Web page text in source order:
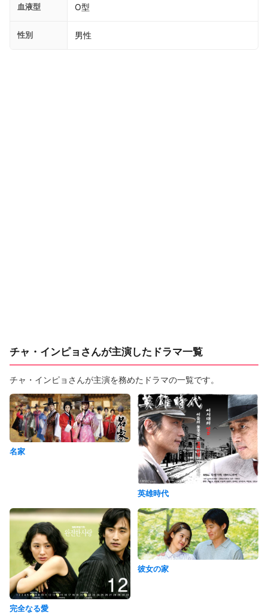
血液型 O型
性別 男性
チャ・インピョさんが主演したドラマ一覧
チャ・インピョさんが主演を務めたドラマの一覧です。
名家
英雄時代
完全なる愛
彼女の家